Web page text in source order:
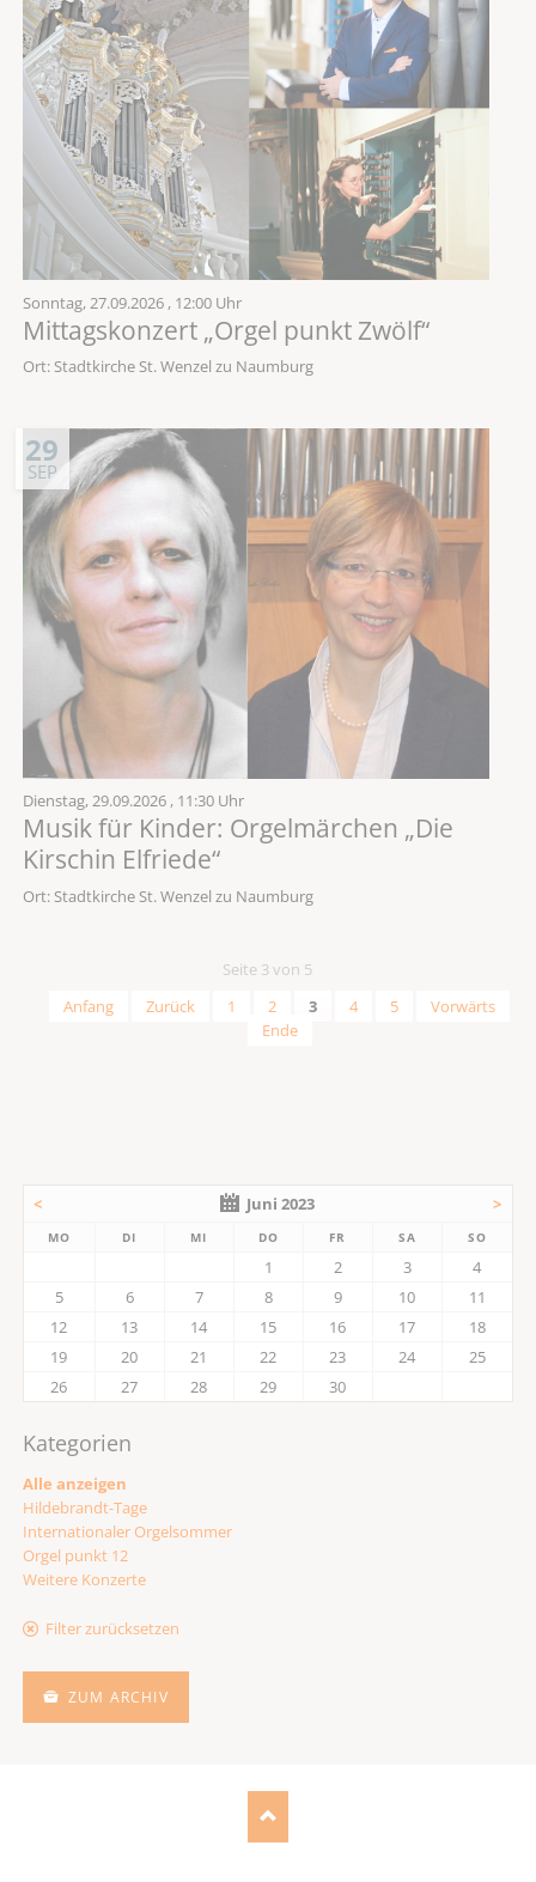
Sonntag,27.09.2026 , 12:00 Uhr
Mittagskonzert „Orgel punkt Zwölf“
Ort: Stadtkirche St. Wenzel zu Naumburg
29
SEP
Dienstag,29.09.2026 , 11:30 Uhr
Musik für Kinder: Orgelmärchen „Die
Kirschin Elfriede“
Ort: Stadtkirche St. Wenzel zu Naumburg
Seite 3 von 5
Anfang
Zurück 1 2 3 4 5
Vorwärts
Ende
< Juni 2023 >
MO DI MI DO FR SA SO
1 2 3
4
5
6 7 8 9 10
11
12
13 14 15 16 17
18
19
20 21 22 23 24
25
26
27 28 29 30
Kategorien
Alle anzeigen
Hildebrandt-Tage
Internationaler Orgelsommer
Orgel punkt 12
Weitere Konzerte
Filter zurücksetzen
ZUM ARCHIV